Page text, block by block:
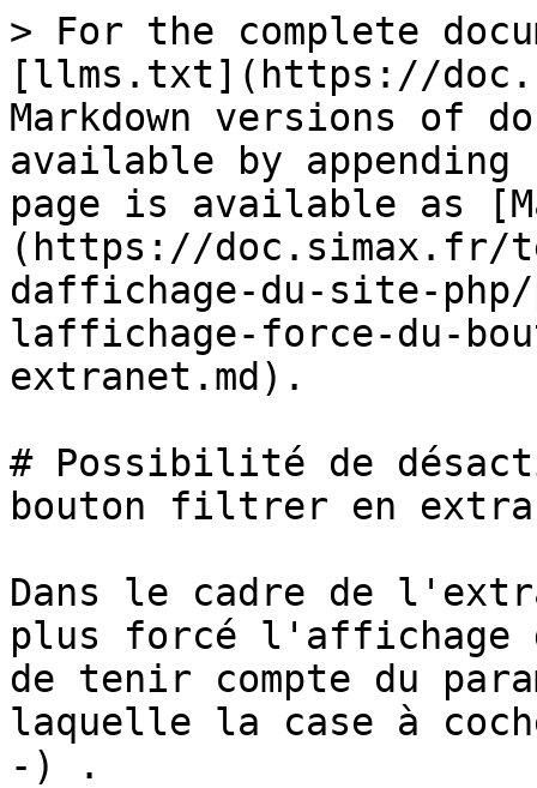
> For the complete
[llms.txt](https://
Markdown versions of
available by
page is available as
(https://doc.simax.fr/
daffichage-du-site-
laffichage-force-du-
extranet.md).
# Possibilité de
bouton filtrer en
Dans le cadre de
plus forcé l'affichage
de tenir compte du
laquelle la case à
-) .